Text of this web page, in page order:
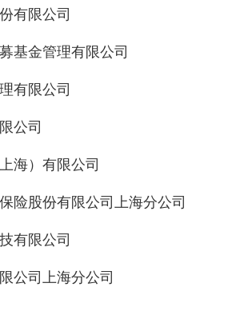
有限公司
基金管理有限公司
有限公司
公司
海）有限公司
险股份有限公司上海分公司
有限公司
公司上海分公司